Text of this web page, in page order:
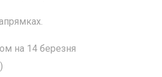
на 14 березня